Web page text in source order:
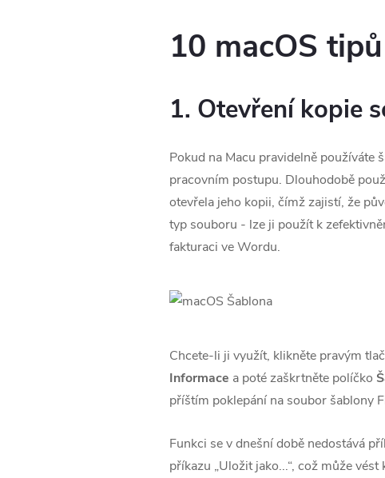
10 macOS tipů
1. Otevření kopie
Pokud na Macu pravidelně používáte
pracovním postupu. Dlouhodobě
otevřela jeho kopii, čímž zajistí, že
typ souboru - lze ji použít k
fakturaci ve Wordu.
Chcete-li ji využít, klikněte pravým
Informace a poté zaškrtněte políčko
příštím poklepání na soubor šablony
Funkci se v dnešní době nedostává
příkazu „Uložit jako...“, což může